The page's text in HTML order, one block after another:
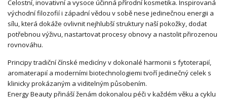
Celostní, inovativní a vysoce účinná přírodní kosmetika. Inspirovaná
východní filozofií i západní vědou v sobě nese jedinečnou energii a
sílu, která dokáže ovlivnit nejhlubší struktury naší pokožky, dodat
potřebnou výživu, nastartovat procesy obnovy a nastolit přirozenou
rovnováhu.
Principy tradiční čínské medicíny v dokonalé harmonii s fytoterapií,
aromaterapií a moderními biotechnologiemi tvoří jedinečný celek s
klinicky prokázaným a viditelným působením.
Energy Beauty přináší ženám dokonalou péči v každém věku a cyklu